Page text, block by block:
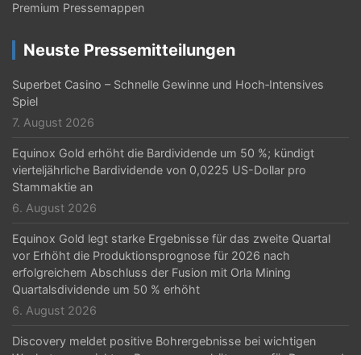
Premium Pressemappen
Neuste Pressemitteilungen
Superbet Casino – Schnelle Gewinne und Hoch‑Intensives
Spiel
7. August 2026
Equinox Gold erhöht die Bardividende um 50 %; kündigt
vierteljährliche Bardividende von 0,0225 US-Dollar pro
Stammaktie an
6. August 2026
Equinox Gold legt starke Ergebnisse für das zweite Quartal
vor Erhöht die Produktionsprognose für 2026 nach
erfolgreichem Abschluss der Fusion mit Orla Mining
Quartalsdividende um 50 % erhöht
6. August 2026
Discovery meldet positive Bohrergebnisse bei wichtigen